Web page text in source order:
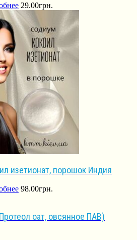
29.00грн.
изетионат, порошок Индия
98.00грн.
оат, овсянное ПАВ)